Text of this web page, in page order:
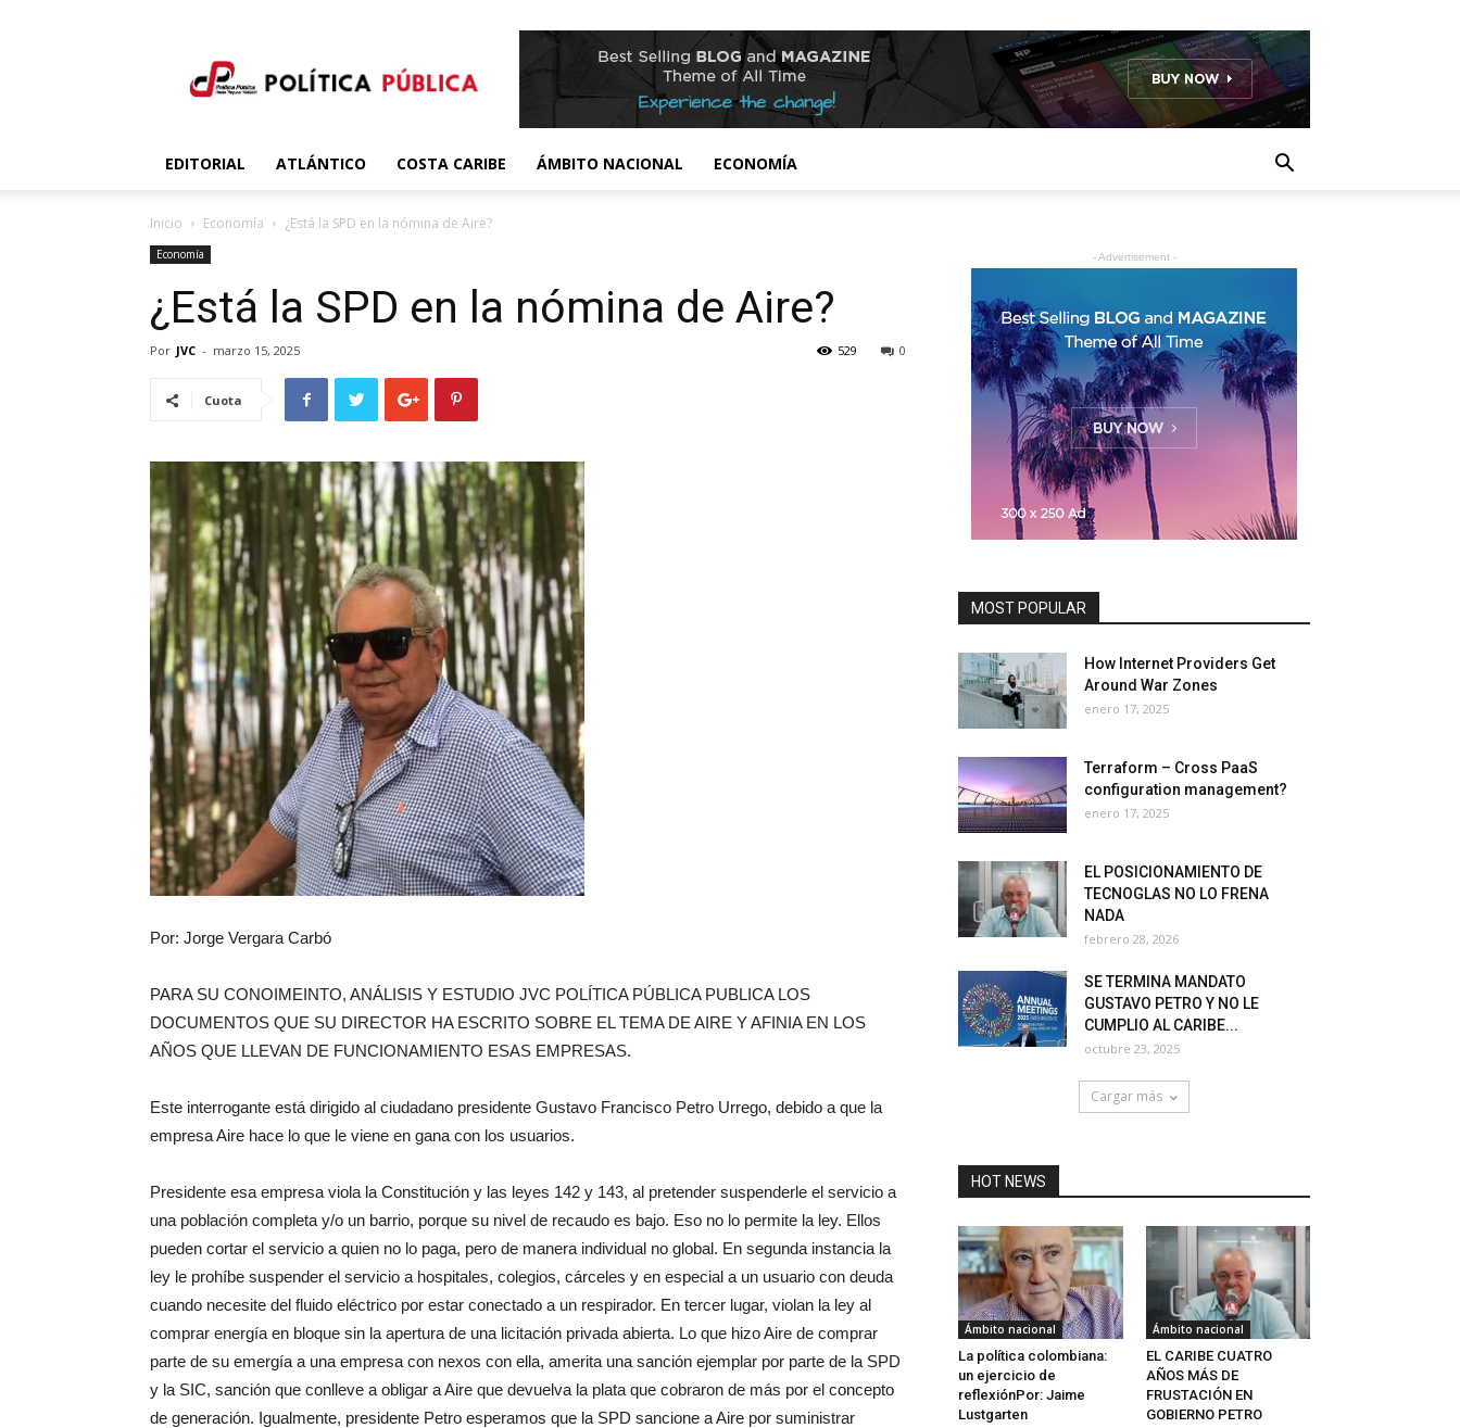
Publica
EDITORIAL ATLÁNTICO COSTA CARIBE ÁMBITO NACIONAL ECONOMÍA
Inicio Economía ¿Está la SPD en la nómina de Aire?
Economía
¿Está la SPD en la nómina de Aire?
Por JVC - marzo 15, 2025 0
529
Cuota
Por: Jorge Vergara Carbó
PARA SU CONOIMEINTO, ANÁLISIS Y ESTUDIO JVC POLÍTICA PÚBLICA PUBLICA LOS
DOCUMENTOS QUE SU DIRECTOR HA ESCRITO SOBRE EL TEMA DE AIRE Y AFINIA EN LOS
AÑOS QUE LLEVAN DE FUNCIONAMIENTO ESAS EMPRESAS.
Este interrogante está dirigido al ciudadano presidente Gustavo Francisco Petro Urrego, debido a que la
empresa Aire hace lo que le viene en gana con los usuarios.
Presidente esa empresa viola la Constitución y las leyes 142 y 143, al pretender suspenderle el servicio a
una población completa y/o un barrio, porque su nivel de recaudo es bajo. Eso no lo permite la ley. Ellos
pueden cortar el servicio a quien no lo paga, pero de manera individual no global. En segunda instancia la
ley le prohíbe suspender el servicio a hospitales, colegios, cárceles y en especial a un usuario con deuda
cuando necesite del fluido eléctrico por estar conectado a un respirador. En tercer lugar, violan la ley al
comprar energía en bloque sin la apertura de una licitación privada abierta. Lo que hizo Aire de comprar
parte de su emergía a una empresa con nexos con ella, amerita una sanción ejemplar por parte de la SPD
y la SIC, sanción que conlleve a obligar a Aire que devuelva la plata que cobraron de más por el concepto
de generación. Igualmente, presidente Petro esperamos que la SPD sancione a Aire por suministrar
- Advertisement -
MOST POPULAR
How Internet Providers Get
Around War Zones
enero 17, 2025
Terraform – Cross PaaS
configuration management?
enero 17, 2025
EL POSICIONAMIENTO DE
TECNOGLAS NO LO FRENA
NADA
febrero 28, 2026
SE TERMINA MANDATO
GUSTAVO PETRO Y NO LE
CUMPLIO AL CARIBE...
octubre 23, 2025
Cargar más
HOT NEWS
Ámbito nacional
La política colombiana:
un ejercicio de
reflexiónPor: Jaime
Lustgarten
Ámbito nacional
EL CARIBE CUATRO
AÑOS MÁS DE
FRUSTACIÓN EN
GOBIERNO PETRO